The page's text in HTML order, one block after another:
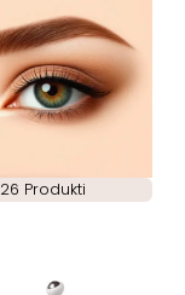
26 Produkti